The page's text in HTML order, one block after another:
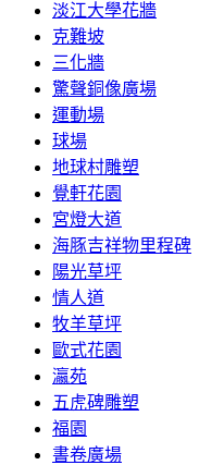
淡江大學花牆
克難坡
三化牆
驚聲銅像廣場
運動場
球場
地球村雕塑
覺軒花園
宮燈大道
海豚吉祥物里程碑
陽光草坪
情人道
牧羊草坪
歐式花園
瀛苑
五虎碑雕塑
福園
書卷廣場